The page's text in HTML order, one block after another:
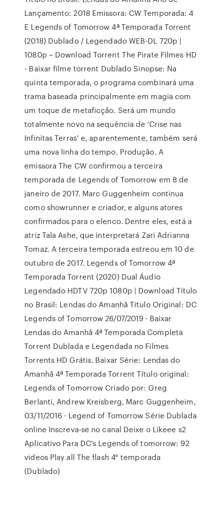
Lançamento: 2018 Emissora: CW Temporada: 4
E Legends of Tomorrow 4ª Temporada Torrent
(2018) Dublado / Legendado WEB-DL 720p |
1080p – Download Torrent The Pirate Filmes HD
- Baixar filme torrent Dublado Sinopse: Na
quinta temporada, o programa combinará uma
trama baseada principalmente em magia com
um toque de metaficção. Será um mundo
totalmente novo na sequência de ‘Crise nas
Infinitas Terras’ e, aparentemente, também será
uma nova linha do tempo. Produção. A
emissora The CW confirmou a terceira
temporada de Legends of Tomorrow em 8 de
janeiro de 2017. Marc Guggenheim continua
como showrunner e criador, e alguns atores
confirmados para o elenco. Dentre eles, está a
atriz Tala Ashe, que interpretará Zari Adrianna
Tomaz. A terceira temporada estreou em 10 de
outubro de 2017. Legends of Tomorrow 4ª
Temporada Torrent (2020) Dual Áudio
Legendado HDTV 720p 1080p | Download Título
no Brasil: Lendas do Amanhã Título Original: DC
Legends of Tomorrow 26/07/2019 · Baixar
Lendas do Amanhã 4ª Temporada Completa
Torrent Dublada e Legendada no Filmes
Torrents HD Grátis. Baixar Série: Lendas do
Amanhã 4ª Temporada Torrent Título original:
Legends of Tomorrow Criado por: Greg
Berlanti, Andrew Kreisberg, Marc Guggenheim,
03/11/2016 · Legend of Tomorrow Série Dublada
online Inscreva-se no canal Deixe o Likeee s2
Aplicativo Para DC's Legends of tomorrow: 92
videos Play all The flash 4° temporada
(Dublado)